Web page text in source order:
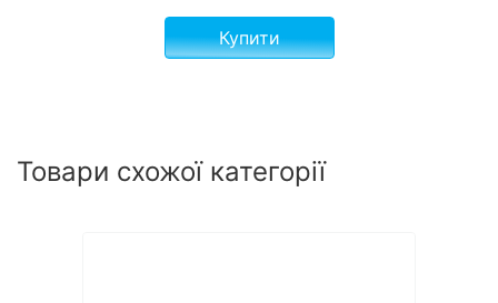
Купити
Товари схожої категорії